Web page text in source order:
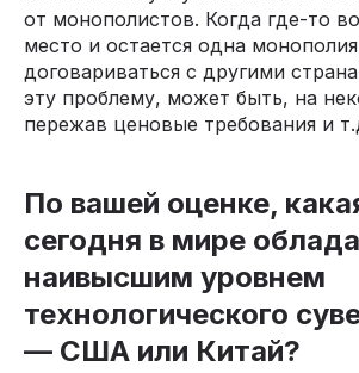
от монополистов. Когда где-то
место и остается одна
договариваться с другими
эту проблему, может быть, на
пережав ценовые требования и
По вашей оценке,
сегодня в мире
наивысшим уровнем
технологического
— США или Китай?